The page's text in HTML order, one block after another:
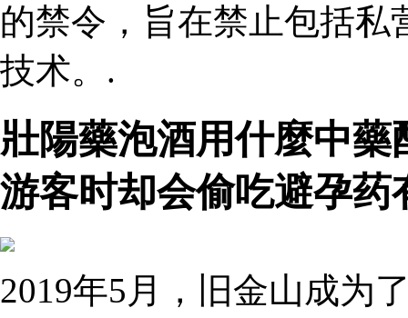
的禁令，旨在禁止包括
技术。.
壯陽藥泡酒用什麼中
游客时却会偷吃避孕药
2019年5月，旧金山成为